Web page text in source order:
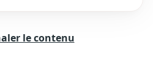
le contenu